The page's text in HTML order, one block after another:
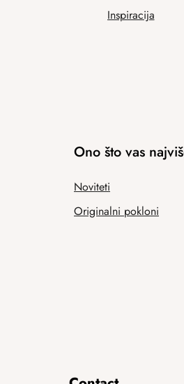
Inspiracija
Ono što vas
Noviteti
Originalni pokloni